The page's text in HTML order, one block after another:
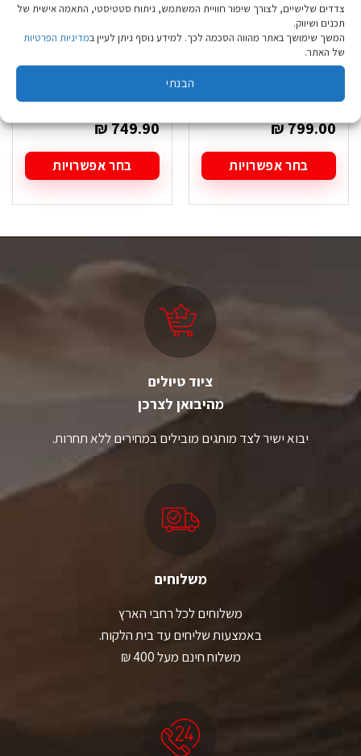
צדדים שלישיים, לצורך שיפור חוויית המשתמש, ניתוח סטטיסטי, התאמה אישית של
תכנים ושיווק.
המשך שימושך באתר מהווה הסכמה לכך. למידע נוסף ניתן לעיין במדיניות הפרטיות
של האתר.
הבנתי
נעלי הרים טבעוניות
₪799.00
בחר אפשרויות
זה
מספר
האפשרויות
₪749.90
בחר אפשרויות
זה
מספר
ניתן
לבחור
האפשרויות
המוצר
ציוד טיולים
מהיבואן לצרכן
יבוא ישיר לצד מותגים מובילים במחירים ללא תחרות.
משלוחים
משלוחים לכל רחבי הארץ
באמצעות שליחים עד בית הלקוח.
משלוח חינם מעל 400 ₪